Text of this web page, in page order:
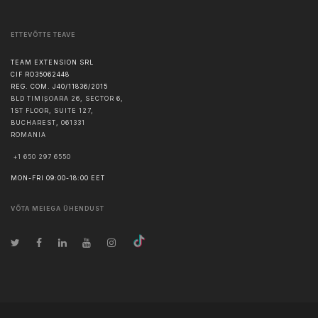
ETTEVÕTTE TEAVE
TEAM EXTENSION SRL
CIF RO35062448
REG. COM. J40/11836/2015
BLD TIMIȘOARA 26, SECTOR 6,
1ST FLOOR, SUITE 127,
BUCHAREST, 061331
ROMANIA
+1 650 297 6550
MON-FRI 09:00-18:00 EET
VÕTA MEIEGA ÜHENDUST